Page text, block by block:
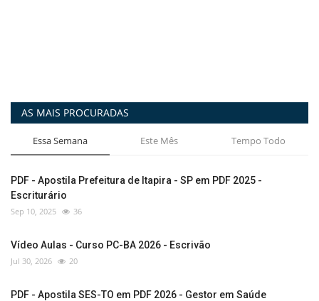
AS MAIS PROCURADAS
Essa Semana Este Mês Tempo Todo
PDF - Apostila Prefeitura de Itapira - SP em PDF 2025 -
Escriturário
Sep 10, 2025 36
Vídeo Aulas - Curso PC-BA 2026 - Escrivão
Jul 30, 2026 20
PDF - Apostila SES-TO em PDF 2026 - Gestor em Saúde